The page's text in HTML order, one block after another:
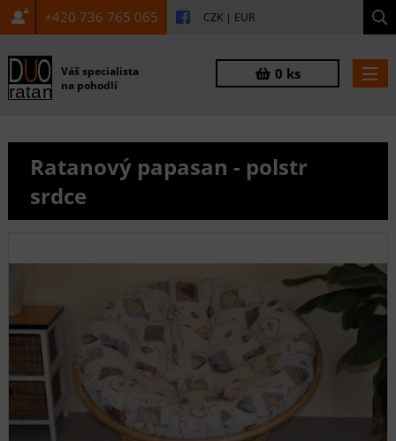
+420 736 765 065 CZK | EUR
Váš specialista
na pohodlí
0 ks
Ratanový papasan - polstr
srdce